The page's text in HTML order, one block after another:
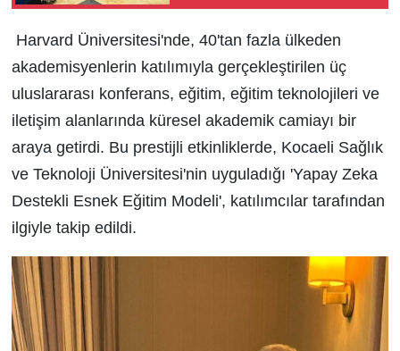
Harvard Üniversitesi'nde, 40'tan fazla ülkeden
akademisyenlerin katılımıyla gerçekleştirilen üç
uluslararası konferans, eğitim, eğitim teknolojileri ve
iletişim alanlarında küresel akademik camiayı bir
araya getirdi. Bu prestijli etkinliklerde, Kocaeli Sağlık
ve Teknoloji Üniversitesi'nin uyguladığı 'Yapay Zeka
Destekli Esnek Eğitim Modeli', katılımcılar tarafından
ilgiyle takip edildi.